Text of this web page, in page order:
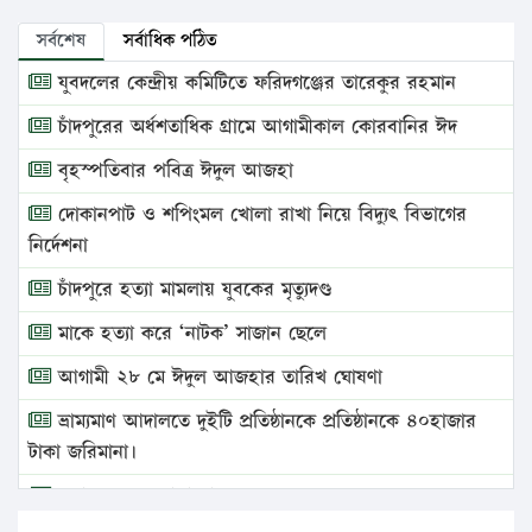
সর্বশেষ সর্বাধিক পঠিত
যুবদলের কেন্দ্রীয় কমিটিতে ফরিদগঞ্জের তারেকুর রহমান
চাঁদপুরের অর্ধশতাধিক গ্রামে আগামীকাল কোরবানির ঈদ
বৃহস্পতিবার পবিত্র ঈদুল আজহা
দোকানপাট ও শপিংমল খোলা রাখা নিয়ে বিদ্যুৎ বিভাগের
নির্দেশনা
চাঁদপুরে হত্যা মামলায় যুবকের মৃত্যুদণ্ড
মাকে হত্যা করে ‘নাটক’ সাজান ছেলে
আগামী ২৮ মে ঈদুল আজহার তারিখ ঘোষণা
ভ্রাম্যমাণ আদালতে দুইটি প্রতিষ্ঠানকে প্রতিষ্ঠানকে ৪০হাজার
টাকা জরিমানা।
এবার লঞ্চের ভাড়া বাড়ল